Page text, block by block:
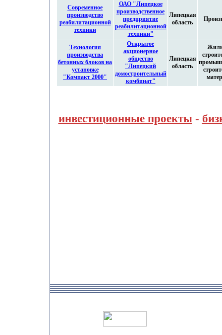
Современное
производство
реабилитационной
техники
ОАО "Липецкое
производственное
предприятие
реабилитационной
техники"
Липецкая
область
Технология
производства
бетонных блоков на
установке
"Компакт 2000"
Открытое
акционерное
общество
"Липецкий
домостроительный
комбинат"
Липецкая
область
инвестиционные проекты-